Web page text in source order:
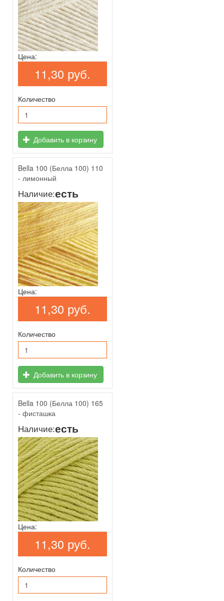
Цена:
11,30 руб.
Количество
Добавить в корзину
Bella 100 (Белла 100) 110
- лимонный
Наличие:есть
Цена:
11,30 руб.
Количество
Добавить в корзину
Bella 100 (Белла 100) 165
- фисташка
Наличие:есть
Цена:
11,30 руб.
Количество